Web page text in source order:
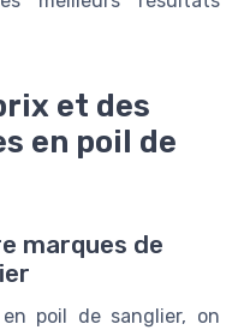
et des
en poil de
marques de
poil de sanglier, on